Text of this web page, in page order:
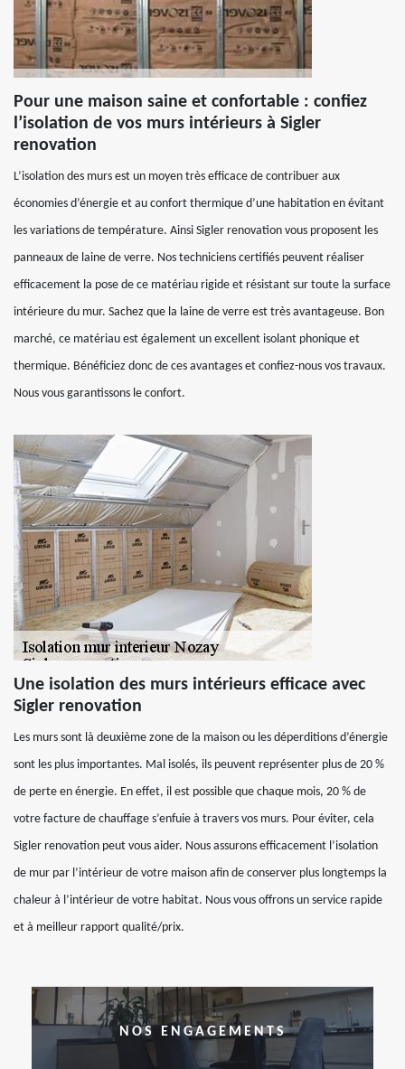
Pour une maison saine et confortable : confiez
l’isolation de vos murs intérieurs à Sigler
renovation
L’isolation des murs est un moyen très efficace de contribuer aux
économies d’énergie et au confort thermique d’une habitation en évitant
les variations de température. Ainsi Sigler renovation vous proposent les
panneaux de laine de verre. Nos techniciens certifiés peuvent réaliser
efficacement la pose de ce matériau rigide et résistant sur toute la surface
intérieure du mur. Sachez que la laine de verre est très avantageuse. Bon
marché, ce matériau est également un excellent isolant phonique et
thermique. Bénéficiez donc de ces avantages et confiez-nous vos travaux.
Nous vous garantissons le confort.
Une isolation des murs intérieurs efficace avec
Sigler renovation
Les murs sont là deuxième zone de la maison ou les déperditions d’énergie
sont les plus importantes. Mal isolés, ils peuvent représenter plus de 20 %
de perte en énergie. En effet, il est possible que chaque mois, 20 % de
votre facture de chauffage s’enfuie à travers vos murs. Pour éviter, cela
Sigler renovation peut vous aider. Nous assurons efficacement l’isolation
de mur par l’intérieur de votre maison afin de conserver plus longtemps la
chaleur à l’intérieur de votre habitat. Nous vous offrons un service rapide
et à meilleur rapport qualité/prix.
NOS ENGAGEMENTS